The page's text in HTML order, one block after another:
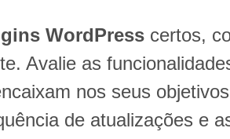
WordPress certos,
Avalie as
nos seus
de atualizações e